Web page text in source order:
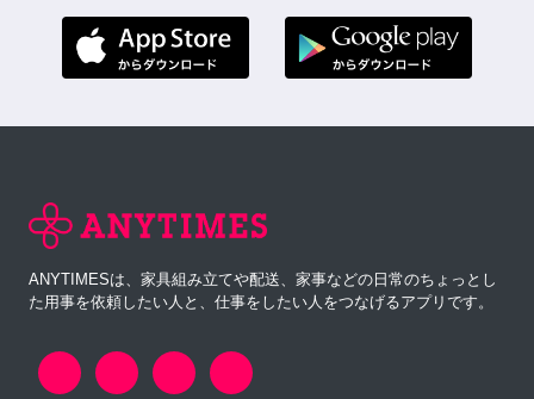
ANYTIMESは、家具組み立てや配送、家事などの日常のちょっとし
た用事を依頼したい人と、仕事をしたい人をつなげるアプリです。